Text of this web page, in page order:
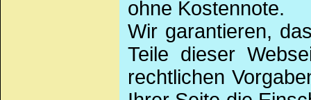
ohne Kostennote.
Wir garantieren,
Teile dieser
rechtlichen